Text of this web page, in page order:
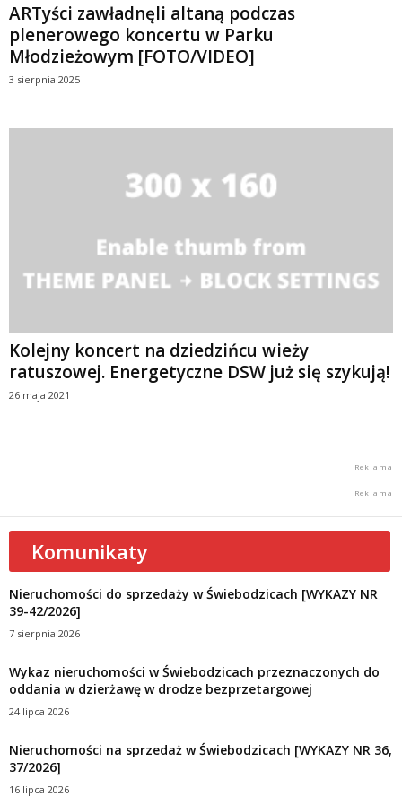
ARTyści zawładnęli altaną podczas
plenerowego koncertu w Parku
Młodzieżowym [FOTO/VIDEO]
3 sierpnia 2025
Kolejny koncert na dziedzińcu wieży
ratuszowej. Energetyczne DSW już się szykują!
26 maja 2021
Komunikaty
Nieruchomości do sprzedaży w Świebodzicach [WYKAZY NR
39-42/2026]
7 sierpnia 2026
Wykaz nieruchomości w Świebodzicach przeznaczonych do
oddania w dzierżawę w drodze bezprzetargowej
24 lipca 2026
Nieruchomości na sprzedaż w Świebodzicach [WYKAZY NR 36,
37/2026]
16 lipca 2026